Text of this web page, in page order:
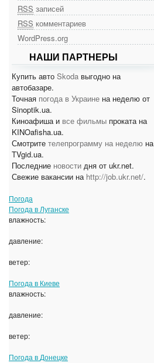
RSS записей
RSS комментариев
WordPress.org
НАШИ ПАРТНЕРЫ
Купить авто Skoda выгодно на
автобазаре.
Точная погода в Украине на неделю от
Sinoptik.ua.
Киноафиша и все фильмы проката на
KINOafisha.ua.
Смотрите телепрограмму на неделю на
TVgid.ua.
Последние новости дня от ukr.net.
Свежие вакансии на http://job.ukr.net/.
Погода
Погода в Луганске
влажность:
давление:
ветер:
Погода в Киеве
влажность:
давление:
ветер:
Погода в Донецке